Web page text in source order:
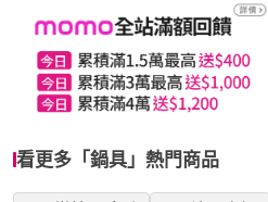
看更多「鍋具」熱門商品